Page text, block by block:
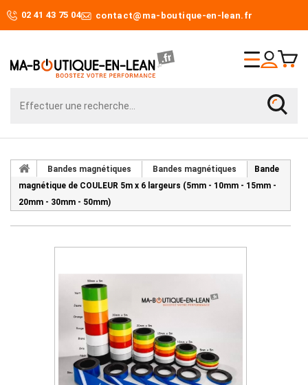
02 41 43 75 04 contact@ma-boutique-en-lean.fr
Bandes magnétiques Bandes magnétiques
Bande
magnétique de COULEUR 5m x 6 largeurs (5mm - 10mm - 15mm -
20mm - 30mm - 50mm)